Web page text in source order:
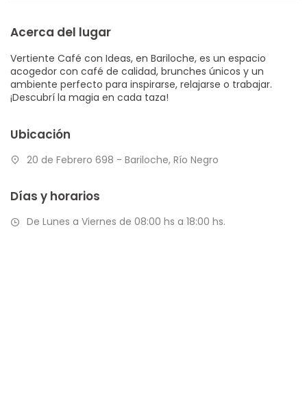
Acerca del lugar
Vertiente Café con Ideas, en Bariloche, es un espacio
acogedor con café de calidad, brunches únicos y un
ambiente perfecto para inspirarse, relajarse o trabajar.
¡Descubrí la magia en cada taza!
Ubicación
20 de Febrero 698 - Bariloche, Río Negro
Días y horarios
De Lunes a Viernes de 08:00 hs a 18:00 hs.